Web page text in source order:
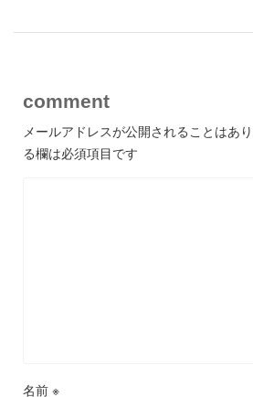
comment
メールアドレスが公開されることはあり
る欄は必須項目です
名前 ※